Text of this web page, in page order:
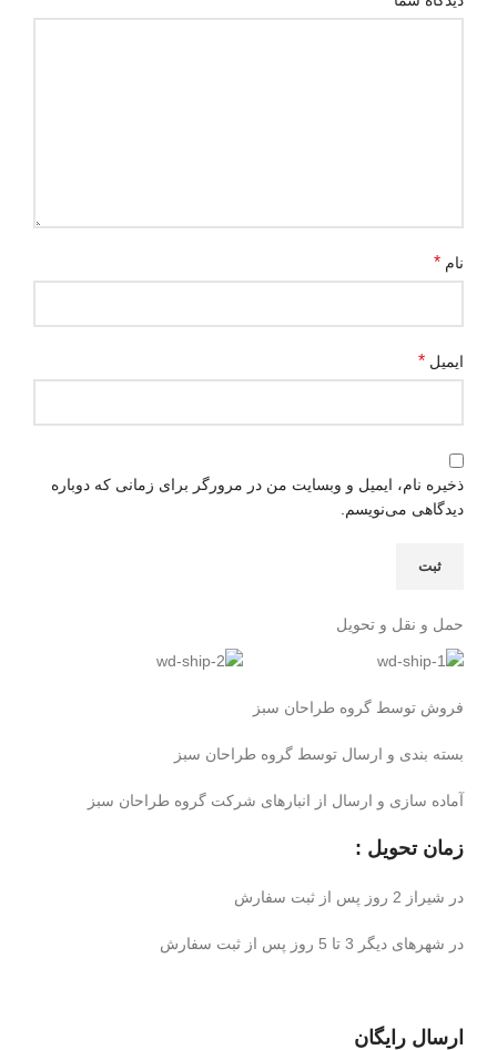
نام *
ایمیل *
ذخیره نام، ایمیل و وبسایت من در مرورگر برای زمانی که دوباره
دیدگاهی می‌نویسم.
حمل و نقل و تحویل
فروش توسط گروه طراحان سبز
بسته بندی و ارسال توسط گروه طراحان سبز
آماده سازی و ارسال از انبارهای شرکت گروه طراحان سبز
زمان تحویل :
در شیراز 2 روز پس از ثبت سفارش
در شهرهای دیگر 3 تا 5 روز پس از ثبت سفارش
ارسال رایگان